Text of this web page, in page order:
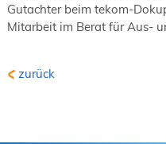
Gutachter beim tekom-
Mitarbeit im Berat für Aus-
zurück